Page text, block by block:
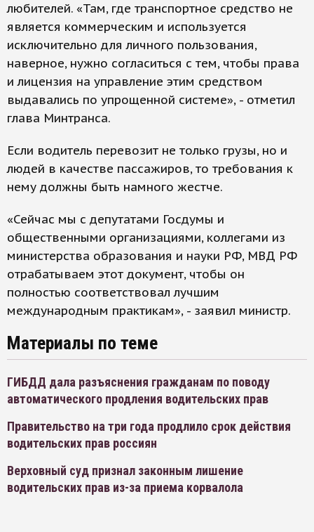
любителей. «Там, где транспортное средство не
является коммерческим и используется
исключительно для личного пользования,
наверное, нужно согласиться с тем, чтобы права
и лицензия на управление этим средством
выдавались по упрощенной системе», - отметил
глава Минтранса.
Если водитель перевозит не только грузы, но и
людей в качестве пассажиров, то требования к
нему должны быть намного жестче.
«Сейчас мы с депутатами Госдумы и
общественными организациями, коллегами из
министерства образования и науки РФ, МВД РФ
отрабатываем этот документ, чтобы он
полностью соответствовал лучшим
международным практикам», - заявил министр.
Материалы по теме
ГИБДД дала разъяснения гражданам по поводу
автоматического продления водительских прав
Правительство на три года продлило срок действия
водительских прав россиян
Верховный суд признал законным лишение
водительских прав из-за приема корвалола